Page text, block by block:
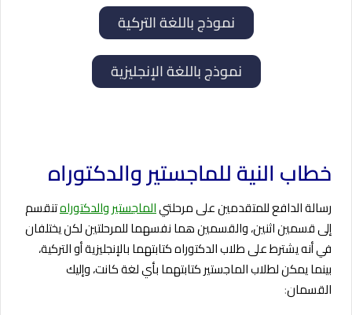
نموذج باللغة التركية
نموذج باللغة الإنجليزية
خطاب النية للماجستير والدكتوراه
رسالة الدافع للمتقدمين على مرحلتيالماجستير والدكتوراهتنقسم
إلى قسمين اثنين، والقسمين هما نفسهما للمرحلتين لكن يختلفان
في أنه يشترط على طلاب الدكتوراه كتابتهما بالإنجليزية أو التركية،
بينما يمكن لطلاب الماجستير كتابتهما بأي لغة كانت، وإليك
القسمان: